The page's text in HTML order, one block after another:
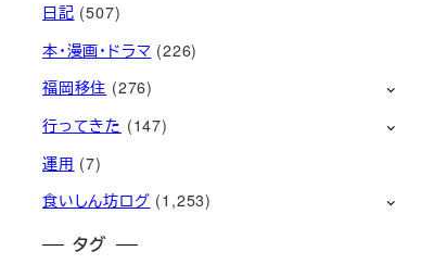
日記 (507)
本・漫画・ドラマ (226)
福岡移住 (276)
行ってきた (147)
運用 (7)
食いしん坊ログ (1,253)
タグ